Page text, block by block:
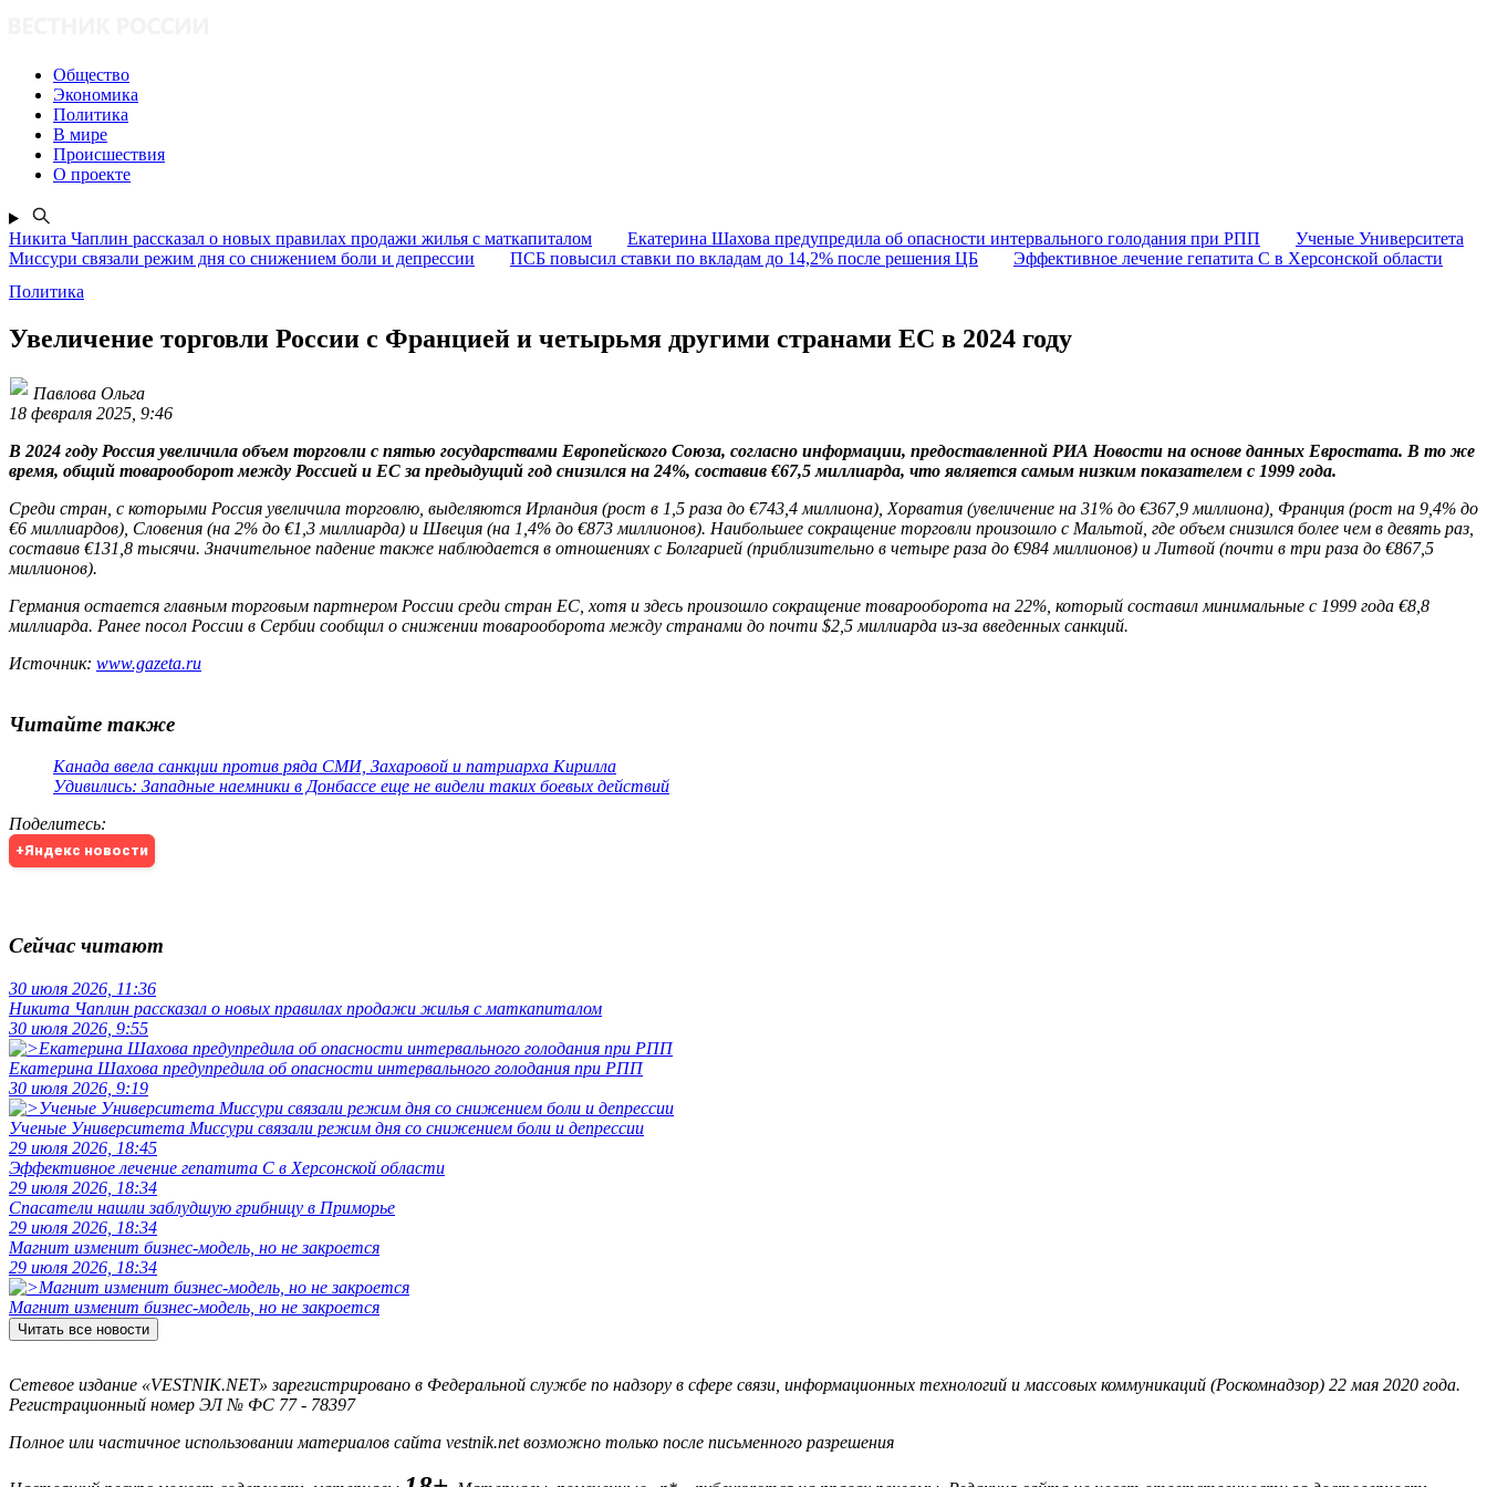
Общество
Экономика
Политика
В мире
Происшествия
О проекте
Никита Чаплин рассказал о новых правилах продажи жилья с маткапиталом Екатерина Шахова предупредила об опасности интервального голодания при РПП
Ученые Университета
Миссури связали режим дня со снижением боли и депрессии
ПСБ повысил ставки по вкладам до 14,2% после решения ЦБ
Эффективное лечение гепатита C в Херсонской области
Политика
Увеличение торговли России с Францией и четырьмя другими странами ЕС в 2024 году
Павлова Ольга
18 февраля 2025, 9:46
В 2024 году Россия увеличила объем торговли с пятью государствами Европейского Союза, согласно информации, предоставленной РИА Новости на основе данных Евростата. В то же
время, общий товарооборот между Россией и ЕС за предыдущий год снизился на 24%, составив €67,5 миллиарда, что является самым низким показателем с 1999 года.
Среди стран, с которыми Россия увеличила торговлю, выделяются Ирландия (рост в 1,5 раза до €743,4 миллиона), Хорватия (увеличение на 31% до €367,9 миллиона), Франция (рост на 9,4% до
€6 миллиардов), Словения (на 2% до €1,3 миллиарда) и Швеция (на 1,4% до €873 миллионов). Наибольшее сокращение торговли произошло с Мальтой, где объем снизился более чем в девять раз,
составив €131,8 тысячи. Значительное падение также наблюдается в отношениях с Болгарией (приблизительно в четыре раза до €984 миллионов) и Литвой (почти в три раза до €867,5
миллионов).
Германия остается главным торговым партнером России среди стран ЕС, хотя и здесь произошло сокращение товарооборота на 22%, который составил минимальные с 1999 года €8,8
миллиарда. Ранее посол России в Сербии сообщил о снижении товарооборота между странами до почти $2,5 миллиарда из-за введенных санкций.
Источник: www.gazeta.ru
Читайте также
Канада ввела санкции против ряда СМИ, Захаровой и патриарха Кирилла
Удивились: Западные наемники в Донбассе еще не видели таких боевых действий
Поделитесь:
+Яндекс новости
Сейчас читают
30 июля 2026, 11:36
Никита Чаплин рассказал о новых правилах продажи жилья с маткапиталом
30 июля 2026, 9:55
Екатерина Шахова предупредила об опасности интервального голодания при РПП
30 июля 2026, 9:19
Ученые Университета Миссури связали режим дня со снижением боли и депрессии
29 июля 2026, 18:45
Эффективное лечение гепатита C в Херсонской области
29 июля 2026, 18:34
Спасатели нашли заблудшую грибницу в Приморье
29 июля 2026, 18:34
Магнит изменит бизнес-модель, но не закроется
29 июля 2026, 18:34
Магнит изменит бизнес-модель, но не закроется
Читать все новости
Сетевое издание «VESTNIK.NET» зарегистрировано в Федеральной службе по надзору в сфере связи, информационных технологий и массовых коммуникаций (Роскомнадзор) 22 мая 2020 года.
Регистрационный номер ЭЛ № ФС 77 - 78397
Полное или частичное использовании материалов сайта vestnik.net возможно только после письменного разрешения